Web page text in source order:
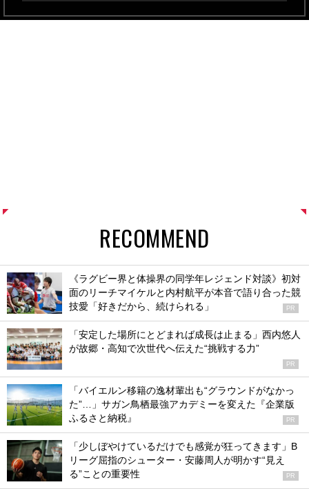
RECOMMEND
《ラグビー界と体操界の同学年レジェンド対談》初対
面のリーチマイケルと内村航平が本音で語り合った競
技愛「好きだから、続けられる」
PR
「安定した場所にとどまれば成長は止まる」西内悠人
が故郷・高知で次世代へ伝えた“挑戦する力”
PR
「バイエルン移籍の逸材輩出も“グラウンドがなかっ
た”…」サガン鳥栖最強アカデミーを変えた『企業版
ふるさと納税』
PR
「少しぼやけているだけでも感覚が狂ってきます」B
リーグ屈指のシューター・安藤周人が明かす“見え
る”ことの重要性
PR